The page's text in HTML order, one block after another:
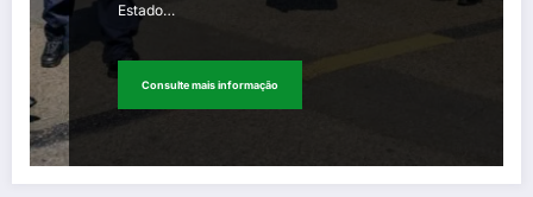
Estado…
Consulte mais informação